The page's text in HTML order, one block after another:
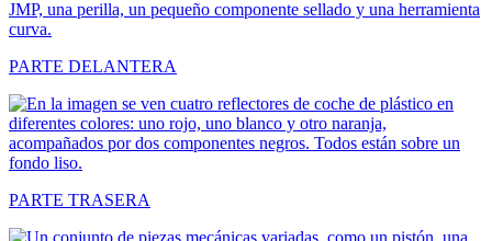
PARTE DELANTERA
PARTE TRASERA